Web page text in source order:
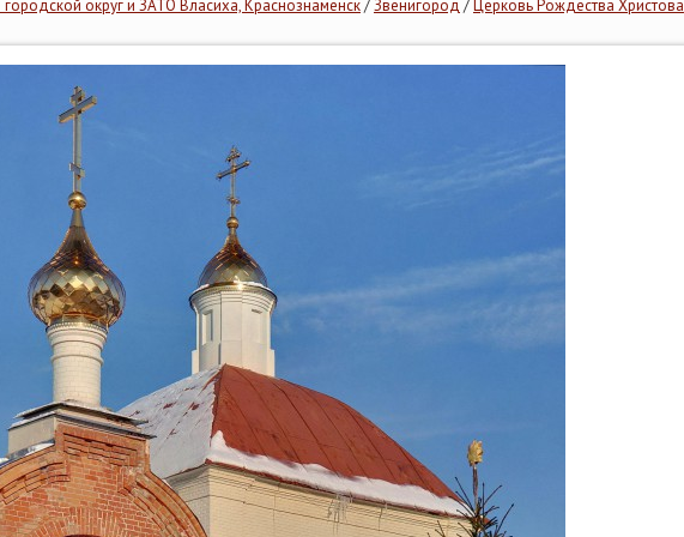
округ и ЗАТО Власиха, Краснознаменск/Звенигород /Церковь Рождества Христова